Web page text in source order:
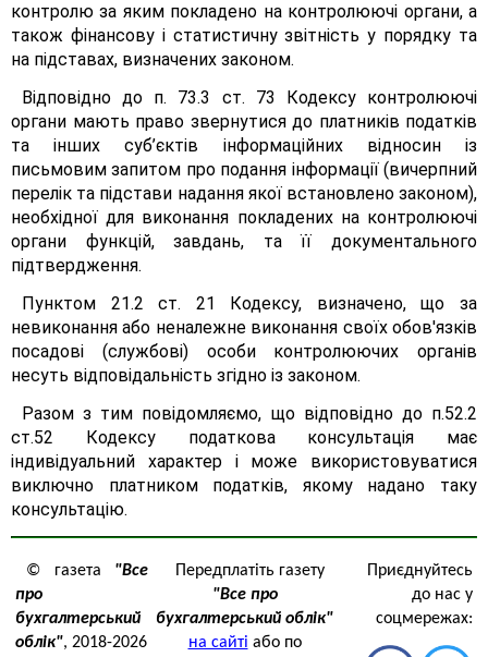
контролю за яким покладено на контролюючі органи, а
також фінансову і статистичну звітність у порядку та
на підставах, визначених законом.
Відповідно до п. 73.3 ст. 73 Кодексу контролюючі
органи мають право звернутися до платників податків
та інших суб’єктів інформаційних відносин із
письмовим запитом про подання інформації (вичерпний
перелік та підстави надання якої встановлено законом),
необхідної для виконання покладених на контролюючі
органи функцій, завдань, та її документального
підтвердження.
Пунктом 21.2 ст. 21 Кодексу, визначено, що за
невиконання або неналежне виконання своїх обов'язків
посадові (службові) особи контролюючих органів
несуть відповідальність згідно із законом.
Разом з тим повідомляємо, що відповідно до п.52.2
ст.52 Кодексу податкова консультація має
індивідуальний характер і може використовуватися
виключно платником податків, якому надано таку
консультацію.
© газета "Все
про
бухгалтерський
облік", 2018-2026
Передплатіть газету
"Все про
бухгалтерський облік"
на сайті або по
Приєднуйтесь
до нас у
соцмережах: